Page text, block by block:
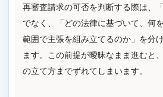
再審査請求の可否を判断する際は、
でなく、「どの法律に基づいて、何
範囲で主張を組み立てるのか」を分
ます。この前提が曖昧なまま進むと
の立て方までずれてしまいます。